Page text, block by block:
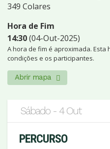
349 Colares
Hora de Fim
14:30(04-Out-2025)
A hora de fim é aproximada.
condições e os participantes.
Abrir mapa
Sábado - 4 Out
PERCURSO